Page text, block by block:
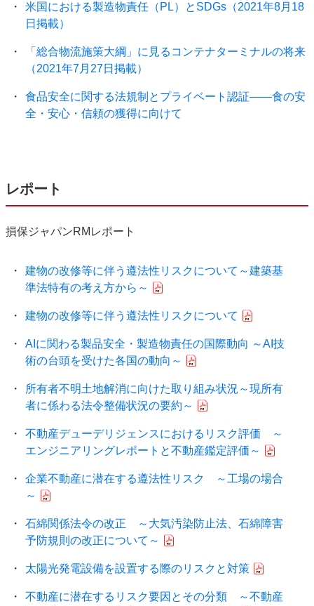
米国における製造物責任（PL）とSDGs（2021年8月18
日掲載）
「総合物流施策大綱」に見るコンテナターミナルの将来
（2021年7月27日掲載）
食品安全に関する法規制とプライベート認証――食の安
全・安心・信頼の獲得に向けて
レポート
損保ジャパンRMレポート
建物の改修等に伴う遵法性リスクについて～建築基
準法特有の考え方から～
建物の改修等に伴う遵法性リスクについて
AIに関わる製品安全・製造物責任の国際動向 ～AI技
術の台頭を受けた各国の動向～
所有者不明土地解消に向けた取り組み状況～現所有
者に係わる法令整備状況の要約～
不動産デューデリジェンスにおけるリスク評価 ～
エンジニアリングレポートと不動産鑑定評価～
企業不動産に潜在する遵法性リスク ～工場の場合
～
石綿関係法令の改正 ～大気汚染防止法、石綿障害
予防規則の改正について～
太陽光発電設備を設置する際のリスクと対策
不動産に潜在するリスク要因とその分類 ～不動産